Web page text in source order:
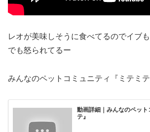
レオが美味しそうに食べてるのでイブ
でも怒られてるー
みんなのペットコミュニティ『ミテミテ
動画詳細｜みんなのペット
テ』